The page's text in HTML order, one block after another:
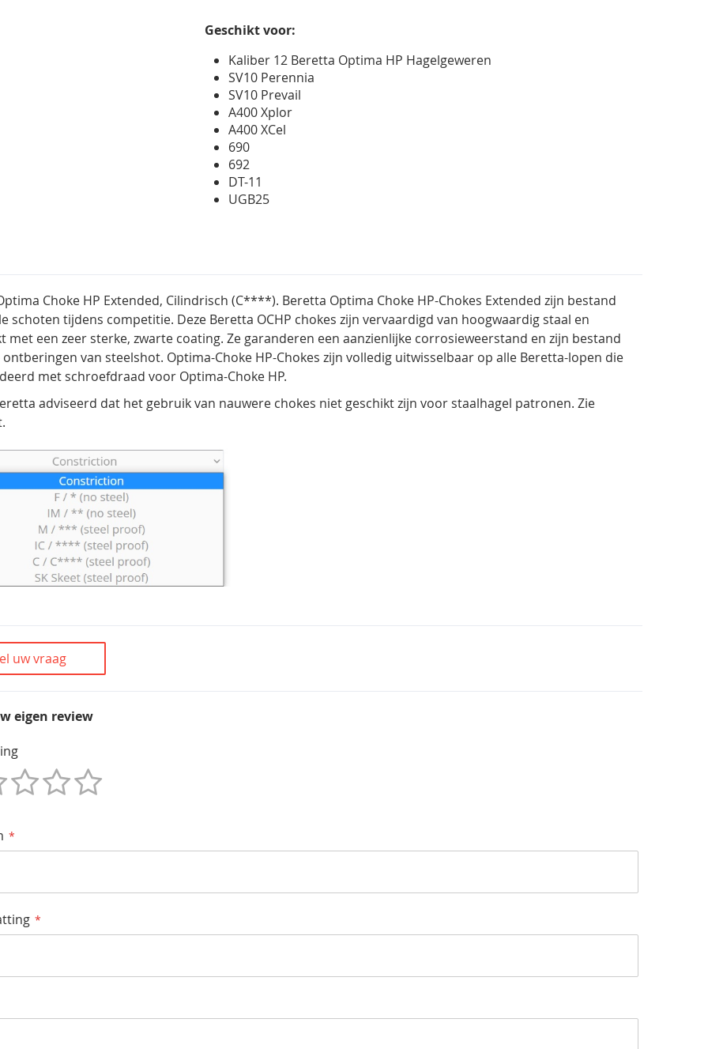
Geschikt voor:
Kaliber 12 Beretta Optima HP Hagelgeweren
SV10 Perennia
SV10 Prevail
A400 Xplor
A400 XCel
690
692
DT-11
UGB25
Choke HP Extended, Cilindrisch (C****). Beretta Optima Choke HP-Chokes Extended zijn bestand
schoten tijdens competitie. Deze Beretta OCHP chokes zijn vervaardigd van hoogwaardig staal en
met een zeer sterke, zwarte coating. Ze garanderen een aanzienlijke corrosieweerstand en zijn bestand
van steelshot. Optima-Choke HP-Chokes zijn volledig uitwisselbaar op alle Beretta-lopen die
met schroefdraad voor Optima-Choke HP.
adviseerd dat het gebruik van nauwere chokes niet geschikt zijn voor staalhagel patronen. Zie
uw vraag
eigen review